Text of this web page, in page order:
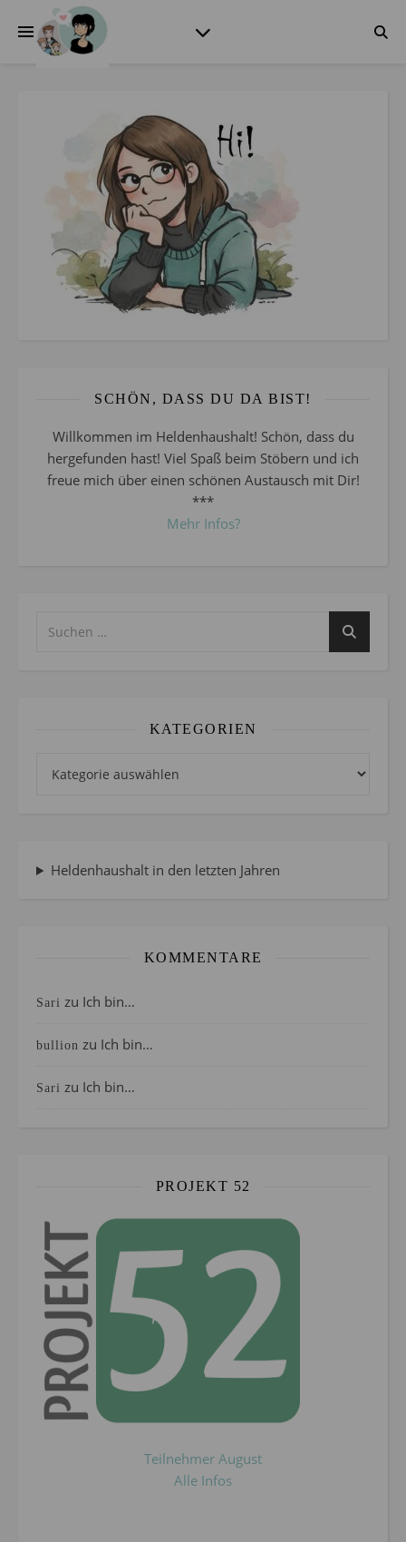
SCHÖN, DASS DU DA BIST!
Willkommen im Heldenhaushalt! Schön, dass du
hergefunden hast! Viel Spaß beim Stöbern und ich
freue mich über einen schönen Austausch mit Dir!
***
Mehr Infos?
KATEGORIEN
Heldenhaushalt in den letzten Jahren
KOMMENTARE
Sari zu Ich bin…
bullion zu Ich bin…
Sari zu Ich bin…
PROJEKT 52
Teilnehmer August
Alle Infos